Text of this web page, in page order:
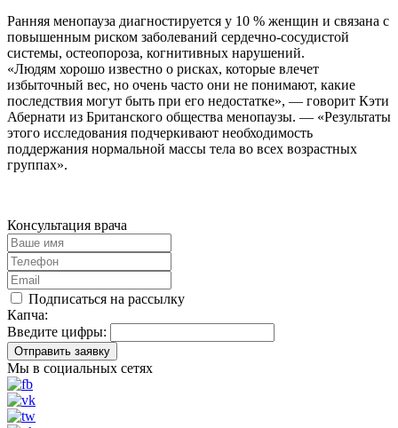
Ранняя менопауза диагностируется у 10 % женщин и связана с
повышенным риском заболеваний сердечно-сосудистой
системы, остеопороза, когнитивных нарушений.
«Людям хорошо известно о рисках, которые влечет
избыточный вес, но очень часто они не понимают, какие
последствия могут быть при его недостатке», — говорит Кэти
Абернати из Британского общества менопаузы. — «Результаты
этого исследования подчеркивают необходимость
поддержания нормальной массы тела во всех возрастных
группах».
Консультация врача
Подписаться на рассылку
Капча:
Введите цифры:
Отправить заявку
Мы в социальных сетях